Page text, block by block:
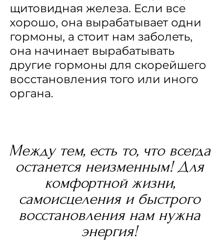
щитовидная железа. Если все
хорошо, она вырабатывает одни
гормоны, а стоит нам заболеть,
она начинает вырабатывать
другие гормоны для скорейшего
восстановления того или иного
органа.
Между тем, есть то, что всегда
останется неизменным! Для
комфортной жизни,
самоисцеления и быстрого
восстановления нам нужна
энергия!